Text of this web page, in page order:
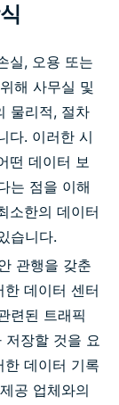
실, 오용 또는
해 사무실 및
물리적, 절차
다. 이러한 시
떤 데이터 보
는 점을 이해
소한의 데이터
습니다.
관행을 갖춘
데이터 센터
련된 트래픽
저장할 것을 요
한 데이터 기록
공 업체와의